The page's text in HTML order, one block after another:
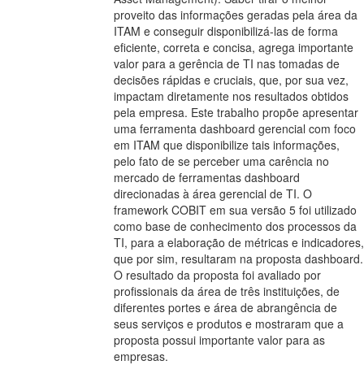
proveito das informações geradas pela área da
ITAM e conseguir disponibilizá-las de forma
eficiente, correta e concisa, agrega importante
valor para a gerência de TI nas tomadas de
decisões rápidas e cruciais, que, por sua vez,
impactam diretamente nos resultados obtidos
pela empresa. Este trabalho propõe apresentar
uma ferramenta dashboard gerencial com foco
em ITAM que disponibilize tais informações,
pelo fato de se perceber uma carência no
mercado de ferramentas dashboard
direcionadas à área gerencial de TI. O
framework COBIT em sua versão 5 foi utilizado
como base de conhecimento dos processos da
TI, para a elaboração de métricas e indicadores,
que por sim, resultaram na proposta dashboard.
O resultado da proposta foi avaliado por
profissionais da área de três instituições, de
diferentes portes e área de abrangência de
seus serviços e produtos e mostraram que a
proposta possui importante valor para as
empresas.